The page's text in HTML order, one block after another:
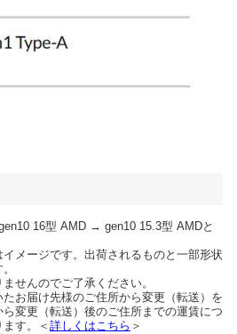
16型 AMD → gen10 15.3型 AMDと
イメージです。出荷されるものと一部形状
せんのでご了承ください。
たお届け先様のご住所から変更（転送）を
変更（転送）後のご住所までの運賃につ
す。＜ 詳しくはこちら ＞